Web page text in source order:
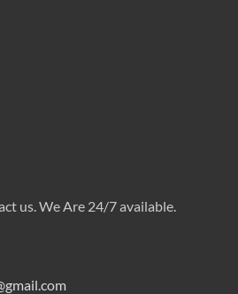
us. We Are 24/7 available.